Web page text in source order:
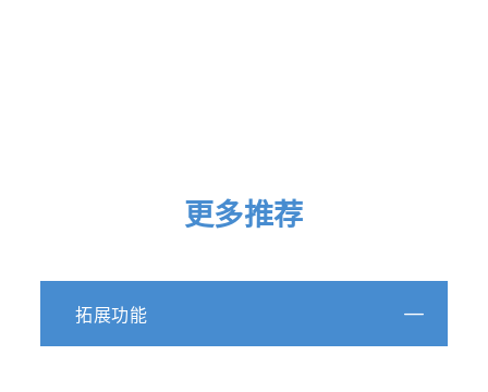
更多推荐
拓展功能